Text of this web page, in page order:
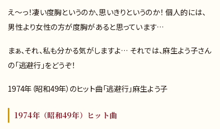
え～っ！凄い度胸というのか、思いきりというのか！ 個人的には、
男性より女性の方が度胸があると思っています…
まぁ、それ、私も分かる気がしますよ… それでは、麻生よう子さん
の「逃避行」をどうぞ！
1974年（昭和49年）のヒット曲「逃避行」麻生よう子
1974年（昭和49年）ヒット曲